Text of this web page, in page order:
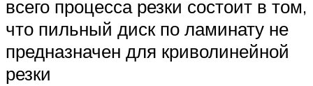
всего процесса резки состоит в том,
что пильный диск по ламинату не
предназначен для криволинейной
резки